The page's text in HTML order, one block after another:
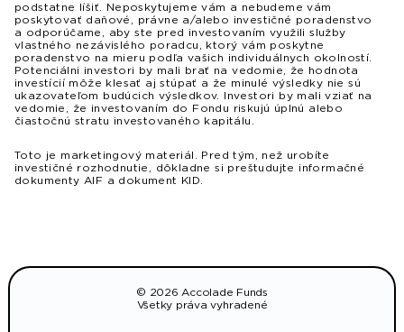
podstatne líšiť. Neposkytujeme vám a nebudeme vám
poskytovať daňové, právne a/alebo investičné poradenstvo
a odporúčame, aby ste pred investovaním využili služby
vlastného nezávislého poradcu, ktorý vám poskytne
poradenstvo na mieru podľa vašich individuálnych okolností.
Potenciálni investori by mali brať na vedomie, že hodnota
investícií môže klesať aj stúpať a že minulé výsledky nie sú
ukazovateľom budúcich výsledkov. Investori by mali vziať na
vedomie, že investovaním do Fondu riskujú úplnú alebo
čiastočnú stratu investovaného kapitálu.
Toto je marketingový materiál. Pred tým, než urobíte
investičné rozhodnutie, dôkladne si preštudujte informačné
dokumenty AIF a dokument KID.
© 2026 Accolade Funds
Všetky práva vyhradené